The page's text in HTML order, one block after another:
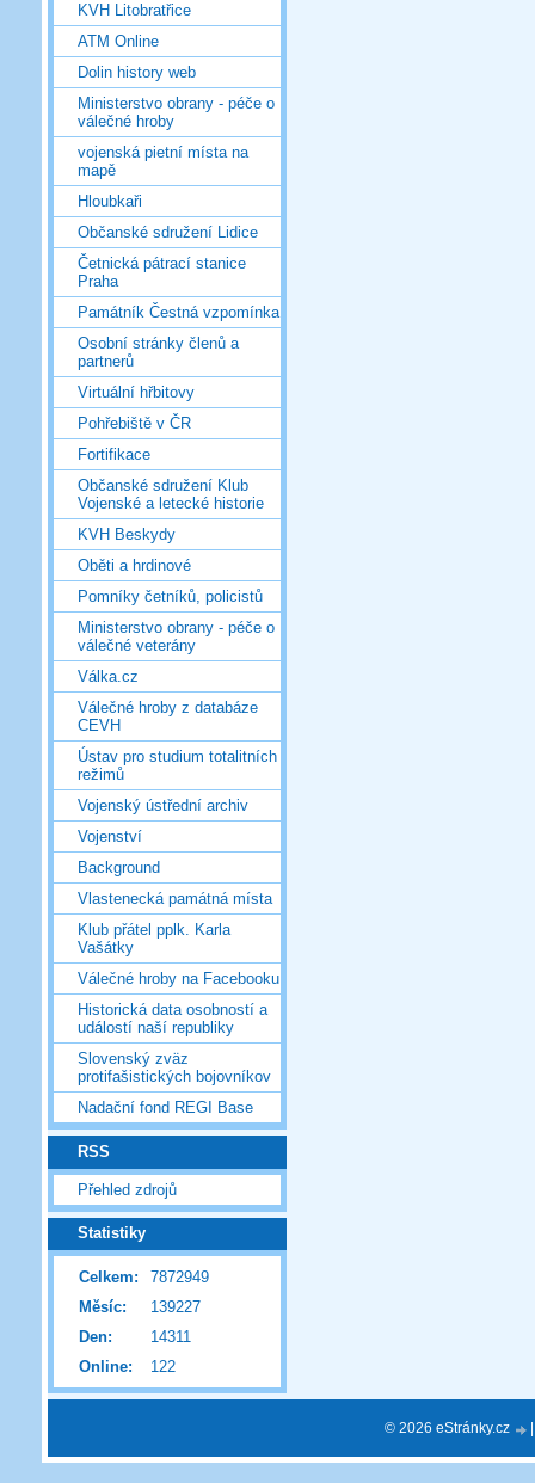
KVH Litobratřice
ATM Online
Dolin history web
Ministerstvo obrany - péče o
válečné hroby
vojenská pietní místa na
mapě
Hloubkaři
Občanské sdružení Lidice
Četnická pátrací stanice
Praha
Památník Čestná vzpomínka
Osobní stránky členů a
partnerů
Virtuální hřbitovy
Pohřebiště v ČR
Fortifikace
Občanské sdružení Klub
Vojenské a letecké historie
KVH Beskydy
Oběti a hrdinové
Pomníky četníků, policistů
Ministerstvo obrany - péče o
válečné veterány
Válka.cz
Válečné hroby z databáze
CEVH
Ústav pro studium totalitních
režimů
Vojenský ústřední archiv
Vojenství
Background
Vlastenecká památná místa
Klub přátel pplk. Karla
Vašátky
Válečné hroby na Facebooku
Historická data osobností a
událostí naší republiky
Slovenský zväz
protifašistických bojovníkov
Nadační fond REGI Base
RSS
Přehled zdrojů
Statistiky
Online: 122
Celkem:
7872949
Měsíc:
139227
Den:
14311
© 2026 eStránky.cz